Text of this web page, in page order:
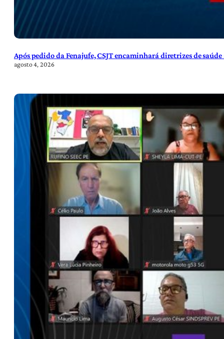
Após pedido da Fenajufe, CSJT encaminhará diretrizes de
agosto 4, 2026